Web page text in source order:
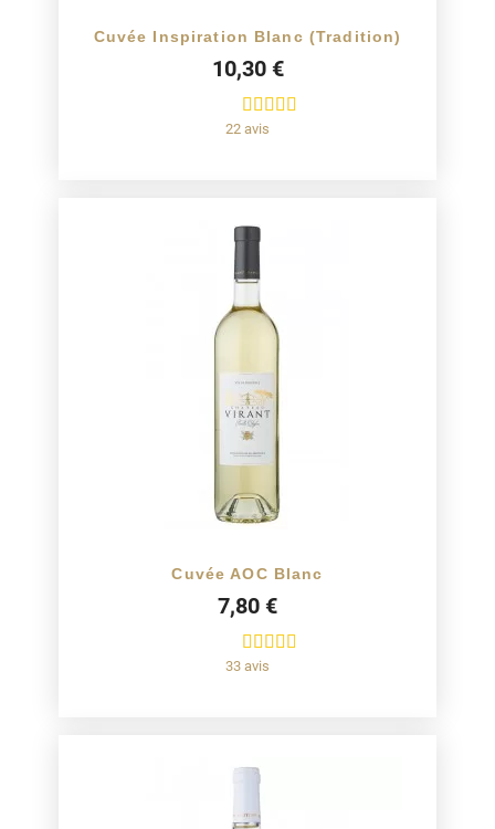
Cuvée Inspiration Blanc (Tradition)
10,30 €
22 avis
Cuvée AOC Blanc
7,80 €
33 avis